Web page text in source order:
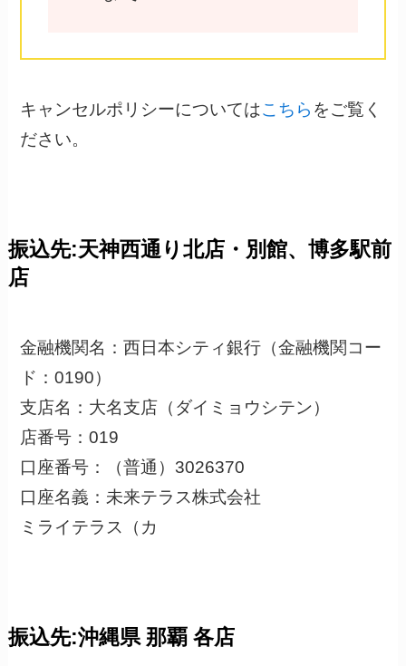
キャンセルポリシーについてはこちら をご覧く
ださい。
振込先:天神西通り北店・別館、博多駅前
店
金融機関名：西日本シティ銀行（金融機関コー
ド：0190）
支店名：大名支店（ダイミョウシテン）
店番号：019
口座番号：（普通）3026370
口座名義：未来テラス株式会社
ミライテラス（カ
振込先:沖縄県 那覇 各店